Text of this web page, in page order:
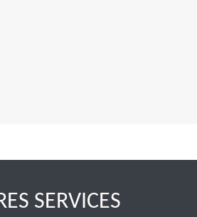
SERVICES